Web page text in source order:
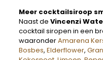
Meer cocktailsiroop
Naast de Vincenzi
cocktail siropen in een
waaronderAmarena
Bosbes, Elderflower,